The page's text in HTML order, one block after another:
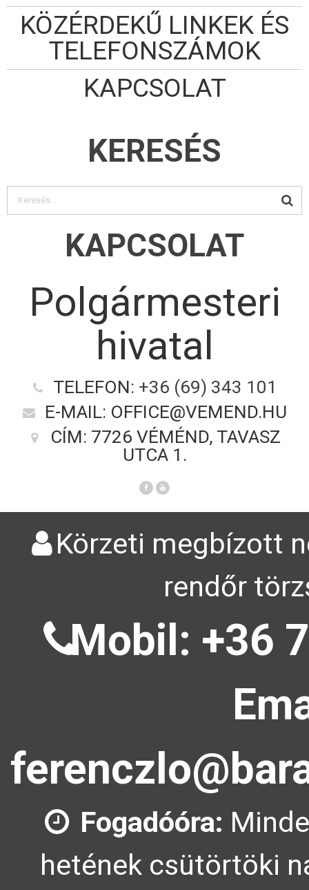
KÖZÉRDEKŰ LINKEK ÉS
TELEFONSZÁMOK
KAPCSOLAT
KERESÉS
KAPCSOLAT
Polgármesteri
hivatal
TELEFON: +36 (69) 343 101
E-MAIL: OFFICE@VEMEND.HU
CÍM: 7726 VÉMÉND, TAVASZ
UTCA 1.
Körzeti megbízott
rendőr
Mobil: +36
Fogadóóra:
hetének csütörtöki